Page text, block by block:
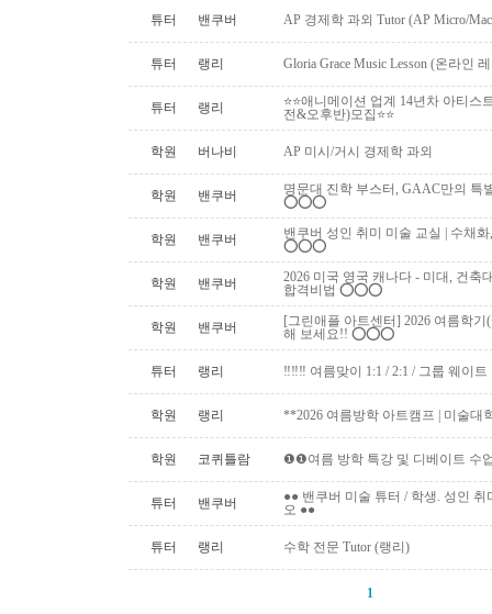
튜터 밴쿠버 AP 경제학 과외 Tutor (AP Micro/
튜터 랭리 Gloria Grace Music Lesson (온라인
튜터 랭리
⭐⭐애니메이션 업계 14년차 아티
전&오후반)모집⭐⭐
학원 버나비 AP 미시/거시 경제학 과외
학원 밴쿠버
명문대 진학 부스터, GAAC만의 특
⭕️⭕️⭕️
학원 밴쿠버
밴쿠버 성인 취미 미술 교실 | 수채
⭕️⭕️⭕️
학원 밴쿠버
2026 미국 영국 캐나다 - 미대, 건축
합격비법 ⭕️⭕️⭕️
학원 밴쿠버
[그린애플 아트센터] 2026 여름학
해 보세요!! ⭕️⭕️⭕️
튜터 랭리 ‼️‼️‼️ 여름맞이 1:1 / 2:1 / 그룹 웨이
학원 랭리 **2026 여름방학 아트캠프 | 미술대
학원 코퀴틀람 ❶❶여름 방학 특강 및 디베이트 수
튜터 밴쿠버
●● 밴쿠버 미술 튜터 / 학생. 성인
오 ●●
튜터 랭리 수학 전문 Tutor (랭리)
1